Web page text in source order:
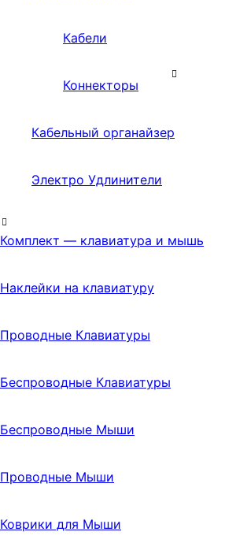
Кабели
Коннекторы
Кабельный органайзер
Электро Удлинители
Комплект — клавиатура и мышь
Наклейки на клавиатуру
Проводные Клавиатуры
Беспроводные Клавиатуры
Беспроводные Мыши
Проводные Мыши
Коврики для Мыши